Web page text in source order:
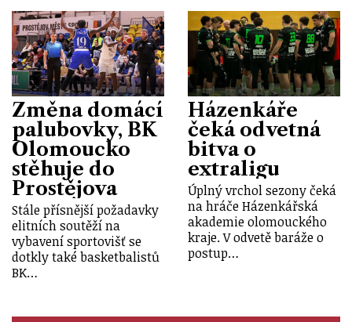
Změna domácí
palubovky, BK
Olomoucko
stěhuje do
Prostějova
Stále přísnější požadavky
elitních soutěží na
vybavení sportovišť se
dotkly také basketbalistů
BK…
Házenkáře
čeká odvetná
bitva o
extraligu
Úplný vrchol sezony čeká
na hráče Házenkářská
akademie olomouckého
kraje. V odvetě baráže o
postup…